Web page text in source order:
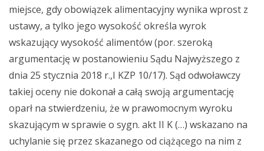
miejsce, gdy obowiązek alimentacyjny wynika wprost z
ustawy, a tylko jego wysokość określa wyrok
wskazujący wysokość alimentów (por. szeroką
argumentację w postanowieniu Sądu Najwyższego z
dnia 25 stycznia 2018 r.,I KZP 10/17). Sąd odwoławczy
takiej oceny nie dokonał a całą swoją argumentację
oparł na stwierdzeniu, że w prawomocnym wyroku
skazującym w sprawie o sygn. akt II K (…) wskazano na
uchylanie się przez skazanego od ciążącego na nim z